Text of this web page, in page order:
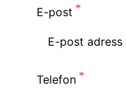
E-post
Telefon